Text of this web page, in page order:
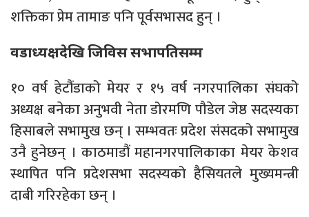
शक्तिका प्रेम तामाङ पनि पूर्वसभासद हुन् ।
वडाध्यक्षदेखि जिविस सभापतिसम्म
१० वर्ष हेटौंडाको मेयर र १५ वर्ष नगरपालिका संघको
अध्यक्ष बनेका अनुभवी नेता डोरमणि पौडेल जेष्ठ सदस्यका
हिसाबले सभामुख छन् । सम्भवतः प्रदेश संसदको सभामुख
उनै हुनेछन् । काठमाडौं महानगरपालिकाका मेयर केशव
स्थापित पनि प्रदेशसभा सदस्यको हैसियतले मुख्यमन्त्री
दाबी गरिरहेका छन् ।